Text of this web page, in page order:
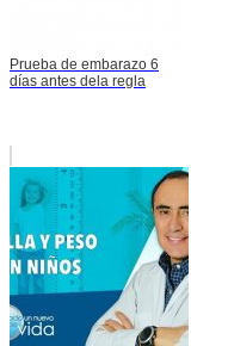
Prueba de embarazo 6
días antes dela regla